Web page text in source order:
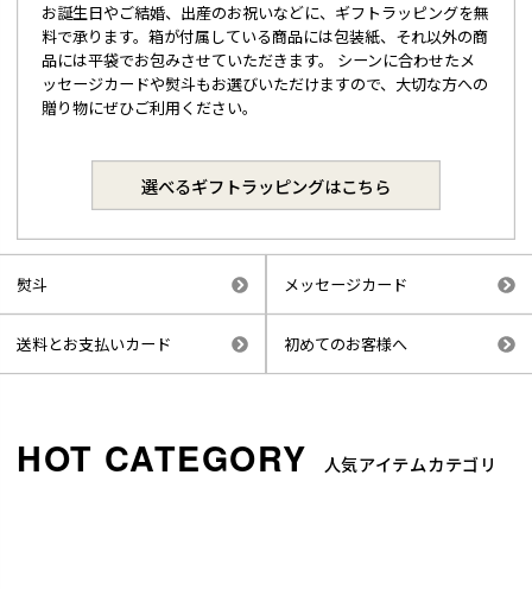
お誕生日やご結婚、出産のお祝いなどに、ギフトラッピングを無
料で承ります。箱が付属している商品には包装紙、それ以外の商
品には平袋でお包みさせていただきます。 シーンに合わせたメ
ッセージカードや熨斗もお選びいただけますので、大切な方への
贈り物にぜひご利用ください。
選べるギフトラッピングはこちら
熨斗 メッセージカード
送料とお支払いカード 初めてのお客様へ
人気アイテムカテゴリ